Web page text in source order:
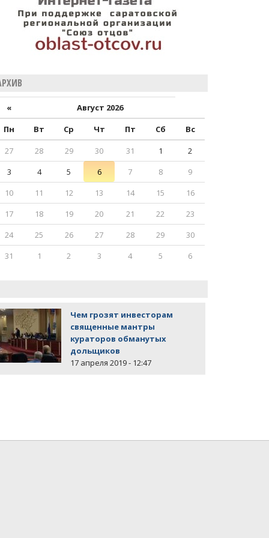
«
Август 2026
Пн
Вт Ср Чт Пт Сб
Вс
27
28 29 30 31 1
2
3
4 5 6 7 8
9
10
11 12 13 14 15
16
17
18 19 20 21 22
23
24
25 26 27 28 29
30
31
1 2 3 4 5 6
Чем грозят инвесторам
священные мантры
кураторов обманутых
дольщиков
17 апреля 2019 - 12:47